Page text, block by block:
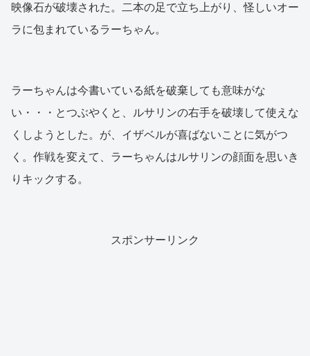
映像石が破壊された。二本の足で立ち上がり、怪しいオー
ラに包まれているラーちゃん。
ラーちゃんは今書いている紙を破棄しても意味がな
い・・・とつぶやくと、ルサリンの右手を破壊して使えな
くしようとした。が、イザベルが喜ばないことに気がつ
く。作戦を変えて、ラーちゃんはルサリンの顔面を思いき
りキックする。
スポンサーリンク